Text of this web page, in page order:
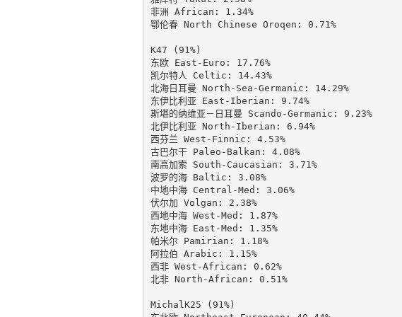
非洲 African: 1.34%
鄂伦春 North Chinese Oroqen: 0.71%
K47 (91%)
东欧 East-Euro: 17.76%
凯尔特人 Celtic: 14.43%
北海日耳曼 North-Sea-Germanic: 14.29%
东伊比利亚 East-Iberian: 9.74%
斯堪的纳维亚－日耳曼 Scando-Germanic: 9.23%
北伊比利亚 North-Iberian: 6.94%
西芬兰 West-Finnic: 4.53%
古巴尔干 Paleo-Balkan: 4.08%
南高加索 South-Caucasian: 3.71%
波罗的海 Baltic: 3.08%
中地中海 Central-Med: 3.06%
伏尔加 Volgan: 2.38%
西地中海 West-Med: 1.87%
东地中海 East-Med: 1.35%
帕米尔 Pamirian: 1.18%
阿拉伯 Arabic: 1.15%
西非 West-African: 0.62%
北非 North-African: 0.51%
MichalK25 (91%)